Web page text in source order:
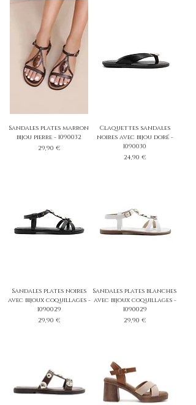
Sandales plates marron
bijou pierre - 1090032
Prix
29,90 €
Claquettes sandales
noires avec bijou doré -
1090030
Prix
24,90 €
Sandales plates noires
avec bijoux coquillages -
1090029
Prix
29,90 €
Sandales plates blanches
avec bijoux coquillages -
1090029
Prix
29,90 €